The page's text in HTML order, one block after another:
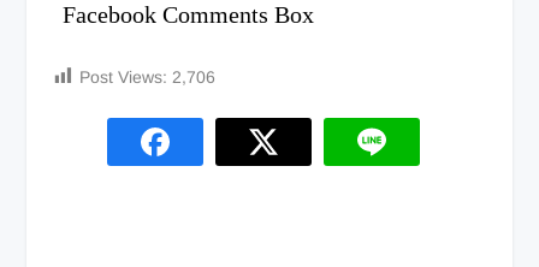
Facebook Comments Box
Post Views: 2,706